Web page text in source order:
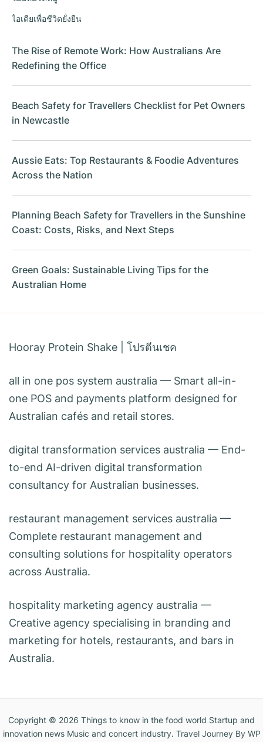
ไอเดียเพื่อชีวิตยั่งยืน
The Rise of Remote Work: How Australians Are
Redefining the Office
Beach Safety for Travellers Checklist for Pet Owners
in Newcastle
Aussie Eats: Top Restaurants & Foodie Adventures
Across the Nation
Planning Beach Safety for Travellers in the Sunshine
Coast: Costs, Risks, and Next Steps
Green Goals: Sustainable Living Tips for the
Australian Home
Hooray Protein Shake โปรตีนเชค
all in one pos system australia — Smart all-in-
one POS and payments platform designed for
Australian cafés and retail stores.
digital transformation services australia — End-
to-end AI-driven digital transformation
consultancy for Australian businesses.
restaurant management services australia —
Complete restaurant management and
consulting solutions for hospitality operators
across Australia.
hospitality marketing agency australia —
Creative agency specialising in branding and
marketing for hotels, restaurants, and bars in
Australia.
Copyright © 2026 Things to know in the food world Startup and
innovation news Music and concert industry. Travel JourneyBy WP